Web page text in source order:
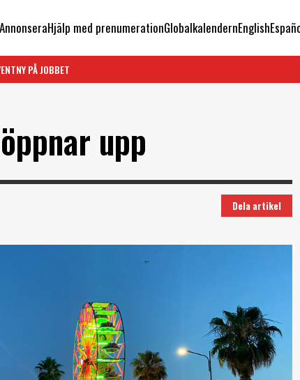
AnnonseraHjälp med prenumerationGlobalkalendernEnglish
NY PÅ JOBBET
upp
Dela artikel